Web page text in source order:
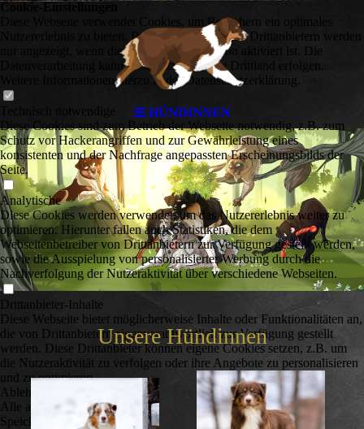
HÜNDINNEN
Unsere Hündinnen
Cookie-Einstellungen
Diese Webseite verwendet Cookies, um Besuchern ein optimales
Nutzererlebnis zu bieten. Bestimmte Inhalte von Drittanbietern werden
nur angezeigt, wenn die entsprechende Option aktiviert ist. Die
Datenverarbeitung kann dann auch in einem Drittland erfolgen.
Weitere Informationen hierzu in der Datenschutzerklärung.
Diese Cookies sind zum Betrieb der Webseite notwendig, z.B. zum
Schutz vor Hackerangriffen und zur Gewährleistung eines
konsistenten und der Nachfrage angepassten Erscheinungsbilds der
Seite.
Analytische
Diese Cookies werden verwendet, um das Nutzererlebnis weiter zu
optimieren. Hierunter fallen auch Statistiken, die dem
Webseitenbetreiber von Drittanbietern zur Verfügung gestellt werden,
sowie die Ausspielung von personalisierter Werbung durch die
Nachverfolgung der Nutzeraktivität über verschiedene Webseiten.
Drittanbieter-Inhalte
Diese Webseite bietet möglicherweise Inhalte oder Funktionalitäten an,
die von Drittanbietern eigenverantwortlich zur Verfügung gestellt
werden. Diese Drittanbieter können eigene Cookies setzen, z.B. um
die Nutzeraktivität zu verfolgen oder ihre Angebote zu personalisieren
und zu optimieren.
Ablehnen
Alle akzeptieren
Speichern